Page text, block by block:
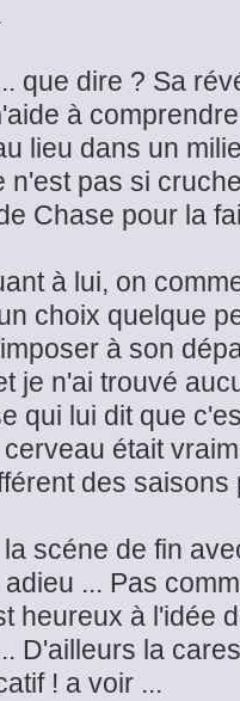
que dire ? Sa
à
lieu dans un
n'est pas si
Chase pour la
à lui, on
choix quelque
à son
je n'ai trouvé
qui lui dit que
était
des
scéne de fin
... Pas
heureux à l'idée
D'ailleurs la
! a voir ...